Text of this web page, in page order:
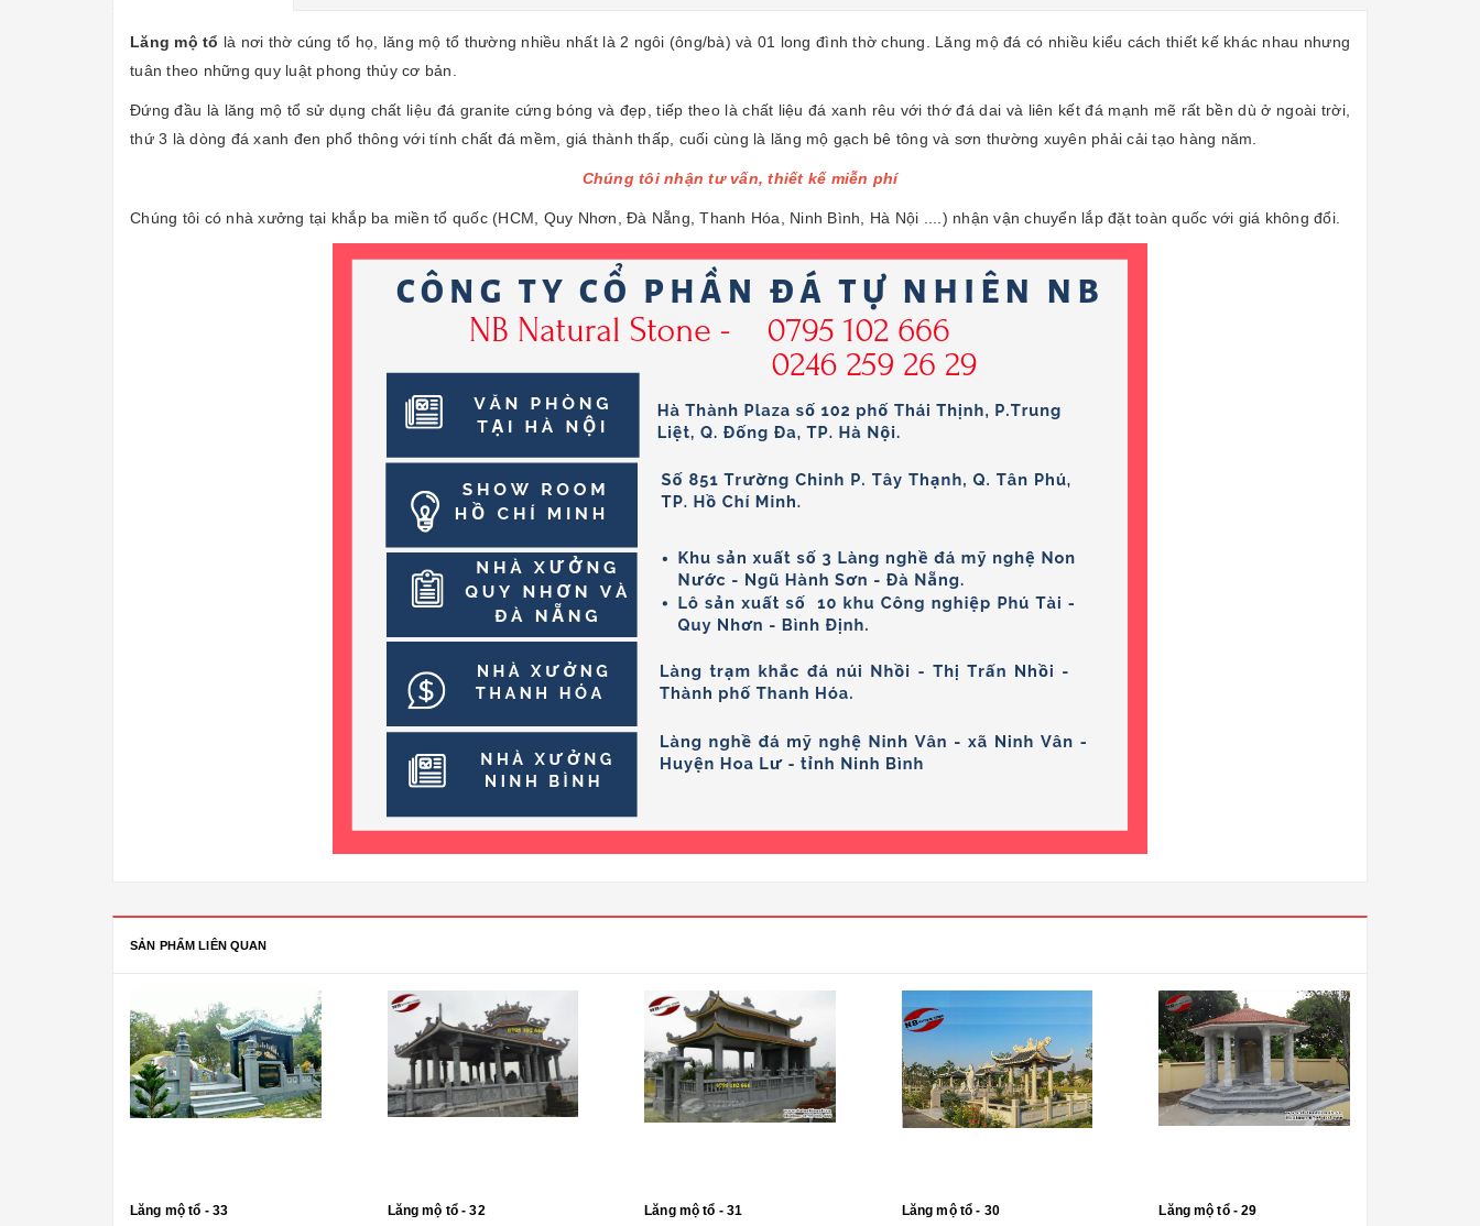
Lăng mộ tổ là nơi thờ cúng tổ họ, lăng mộ tổ thường nhiều nhất là 2 ngôi (ông/bà) và 01 long đình thờ chung. Lăng mộ đá có nhiều kiểu cách thiết kế khác nhau nhưng
tuân theo những quy luật phong thủy cơ bản.
Đứng đầu là lăng mộ tổ sử dụng chất liệu đá granite cứng bóng và đẹp, tiếp theo là chất liệu đá xanh rêu với thớ đá dai và liên kết đá mạnh mẽ rất bền dù ở ngoài trời,
thứ 3 là dòng đá xanh đen phổ thông với tính chất đá mềm, giá thành thấp, cuối cùng là lăng mộ gạch bê tông và sơn thường xuyên phải cải tạo hàng năm.
Chúng tôi nhận tư vấn, thiết kế miễn phí
Chúng tôi có nhà xưởng tại khắp ba miền tổ quốc (HCM, Quy Nhơn, Đà Nẵng, Thanh Hóa, Ninh Bình, Hà Nội ....) nhận vận chuyển lắp đặt toàn quốc với giá không đổi.
SẢN PHẨM LIÊN QUAN
Lăng mộ tổ - 33 Lăng mộ tổ - 32 Lăng mộ tổ - 31 Lăng mộ tổ - 30 Lăng mộ tổ - 29